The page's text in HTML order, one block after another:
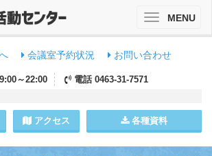
会議室予約状況 お問い合わせ
9:00～22:00 電話 0463-31-7571
アクセス 各種資料
ToggleMENU